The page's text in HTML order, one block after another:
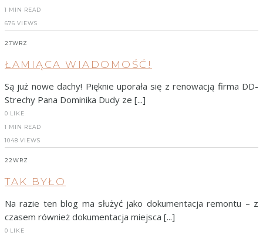
1 MIN READ
676 VIEWS
27WRZ
ŁAMIĄCA WIADOMOŚĆ!
Są już nowe dachy! Pięknie uporała się z renowacją firma DD-
Strechy Pana Dominika Dudy ze [...]
0 LIKE
1 MIN READ
1048 VIEWS
22WRZ
TAK BYŁO
Na razie ten blog ma służyć jako dokumentacja remontu – z
czasem również dokumentacja miejsca [...]
0 LIKE